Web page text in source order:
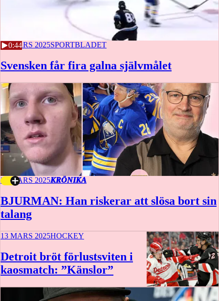
0:44
21 MARS 2025SPORTBLADET
Svensken får fira galna självmålet
20 MARS 2025KRÖNIKA
BJURMAN: Han riskerar att slösa bort sin
talang
13 MARS 2025HOCKEY
Detroit bröt förlustsviten i
kaosmatch: ”Känslor”